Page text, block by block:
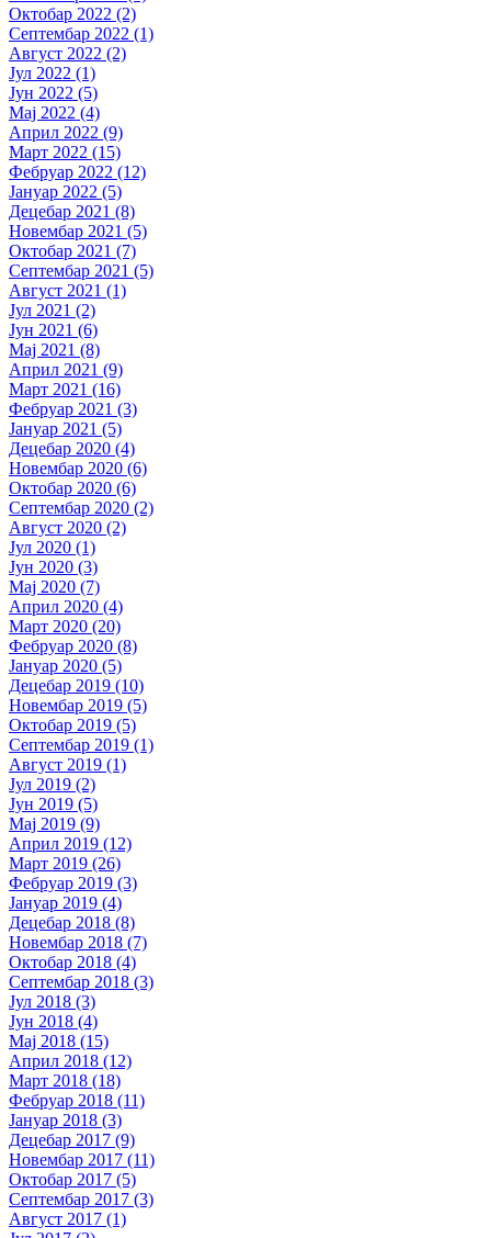
Октобар 2022 (2)
Септембар 2022 (1)
Август 2022 (2)
Јул 2022 (1)
Јун 2022 (5)
Мај 2022 (4)
Април 2022 (9)
Март 2022 (15)
Фебруар 2022 (12)
Јануар 2022 (5)
Децебар 2021 (8)
Новембар 2021 (5)
Октобар 2021 (7)
Септембар 2021 (5)
Август 2021 (1)
Јул 2021 (2)
Јун 2021 (6)
Мај 2021 (8)
Април 2021 (9)
Март 2021 (16)
Фебруар 2021 (3)
Јануар 2021 (5)
Децебар 2020 (4)
Новембар 2020 (6)
Октобар 2020 (6)
Септембар 2020 (2)
Август 2020 (2)
Јул 2020 (1)
Јун 2020 (3)
Мај 2020 (7)
Април 2020 (4)
Март 2020 (20)
Фебруар 2020 (8)
Јануар 2020 (5)
Децебар 2019 (10)
Новембар 2019 (5)
Октобар 2019 (5)
Септембар 2019 (1)
Август 2019 (1)
Јул 2019 (2)
Јун 2019 (5)
Мај 2019 (9)
Април 2019 (12)
Март 2019 (26)
Фебруар 2019 (3)
Јануар 2019 (4)
Децебар 2018 (8)
Новембар 2018 (7)
Октобар 2018 (4)
Септембар 2018 (3)
Јул 2018 (3)
Јун 2018 (4)
Мај 2018 (15)
Април 2018 (12)
Март 2018 (18)
Фебруар 2018 (11)
Јануар 2018 (3)
Децебар 2017 (9)
Новембар 2017 (11)
Октобар 2017 (5)
Септембар 2017 (3)
Август 2017 (1)